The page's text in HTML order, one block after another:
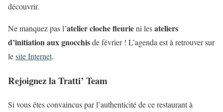
découvrir.
Ne manquez pas l’atelier cloche fleurieni lesateliers
d’initiation aux gnocchisde février ! L’agenda est à retrouver sur
lesite Internet.
Rejoignez la Tratti’ Team
Si vous êtes convaincus par l’authenticité de ce restaurant à